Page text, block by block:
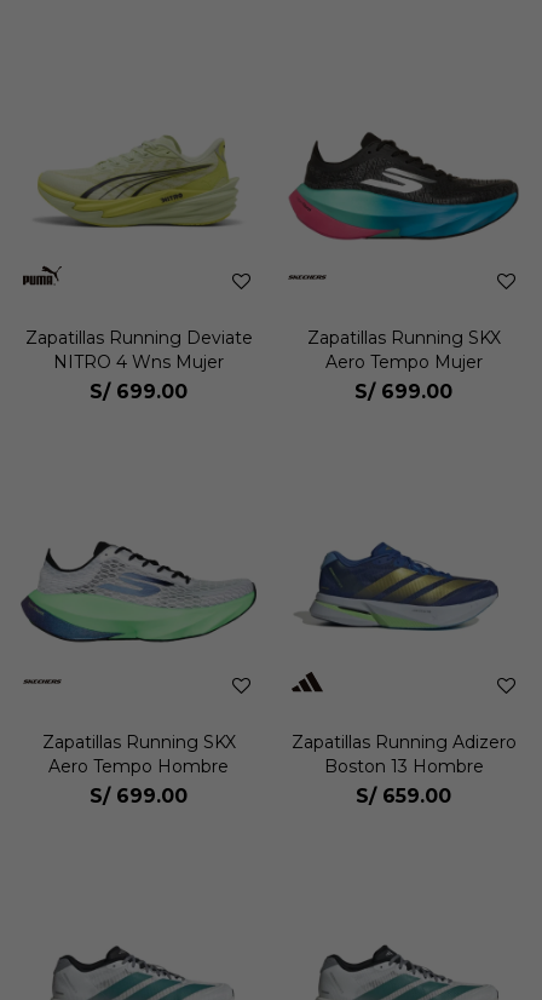
Zapatillas Running Deviate
NITRO 4 Wns Mujer
S/ 699.00
Zapatillas Running SKX
Aero Tempo Mujer
S/ 699.00
Zapatillas Running SKX
Aero Tempo Hombre
S/ 699.00
Zapatillas Running Adizero
Boston 13 Hombre
S/ 659.00